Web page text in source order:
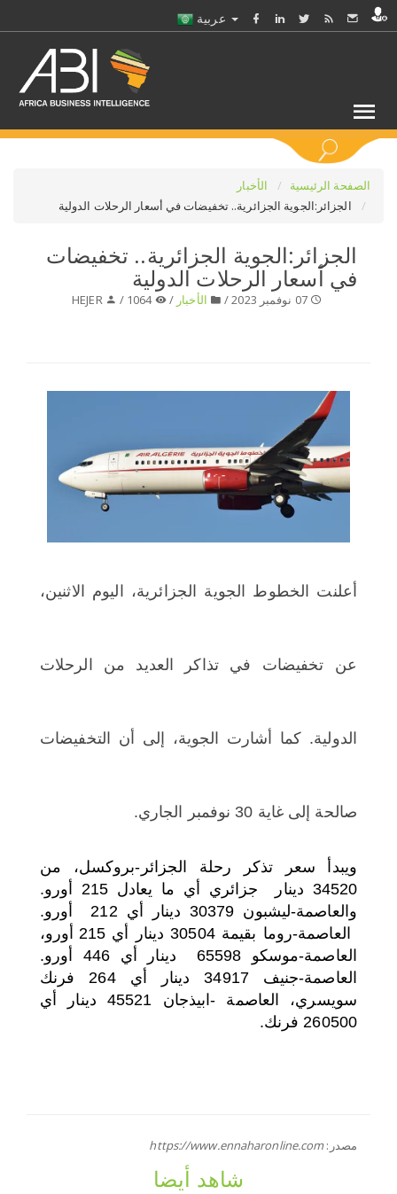
الصفحة الرئيسية
الأخبار
الجزائر:الجوية الجزائرية.. تخفيضات في أسعار الرحلات الدولية
الجزائر:الجوية الجزائرية.. تخفيضات
في أسعار الرحلات الدولية
07 نوفمبر 2023 / الأخبار /
1064 /
HEJER
أعلنت الخطوط الجوية الجزائرية، اليوم الاثنين،
عن تخفيضات في تذاكر العديد من الرحلات
الدولية. كما أشارت الجوية، إلى أن التخفيضات
صالحة إلى غاية 30 نوفمبر الجاري.
ويبدأ سعر تذكر رحلة الجزائر-بروكسل، من
34520 دينار جزائري أي ما يعادل 215 أورو.
والعاصمة-ليشبون 30379 دينار أي 212 أورو.
العاصمة-روما بقيمة 30504 دينار أي 215 أورو،
العاصمة-موسكو 65598 دينار أي 446 أورو.
العاصمة-جنيف 34917 دينار أي 264 فرنك
سويسري، العاصمة -ابيذجان 45521 دينار أي
260500 فرنك.
مصدر:https://www.ennaharonline.com
شاهد أيضا